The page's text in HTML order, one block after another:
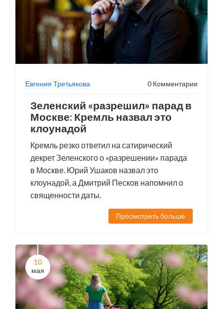
Евгения Третьякова 0 Комментарии
Зеленский «разрешил» парад в
Москве: Кремль назвал это
клоунадой
Кремль резко ответил на сатирический
декрет Зеленского о «разрешении» парада
в Москве. Юрий Ушаков назвал это
клоунадой, а Дмитрий Песков напомнил о
священности даты.
Просмотреть больше
10
мая